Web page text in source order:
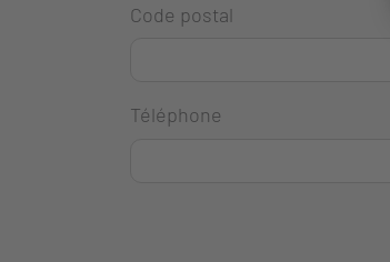
Code postal
Téléphone